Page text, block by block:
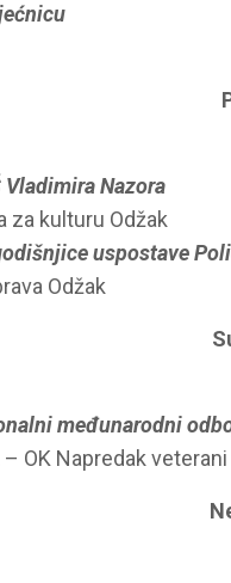
Vladimira Nazora
kulturu Odžak
uspostave
Odžak
međunarodni
OK Napredak veterani